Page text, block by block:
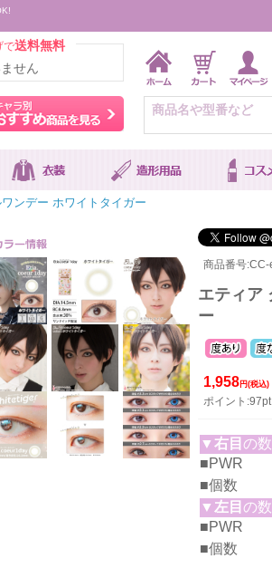
で送料無料
せん
をカラーから探す キャラ別おすすめ商品
ンデー ホワイトタイガー
商品番号
エティア
ー
1,958 円(税込)
ポイント:97pt
▼右目 の
■PWR
■個数
▼ 左目 の
■PWR
■個数